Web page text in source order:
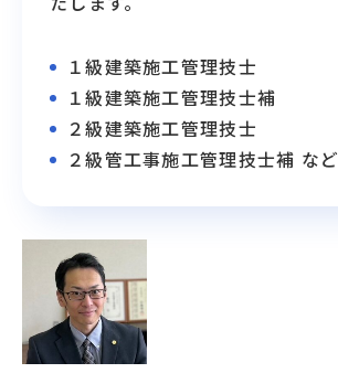
１級建築施工管理技士
１級建築施工管理技士補
２級建築施工管理技士
２級管工事施工管理技士補 など